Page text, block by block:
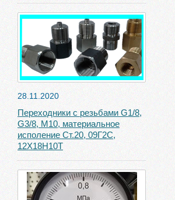
28.11.2020
Переходники с резьбами G1/8,
G3/8, М10, материальное
исполение Ст.20, 09Г2С,
12Х18Н10Т